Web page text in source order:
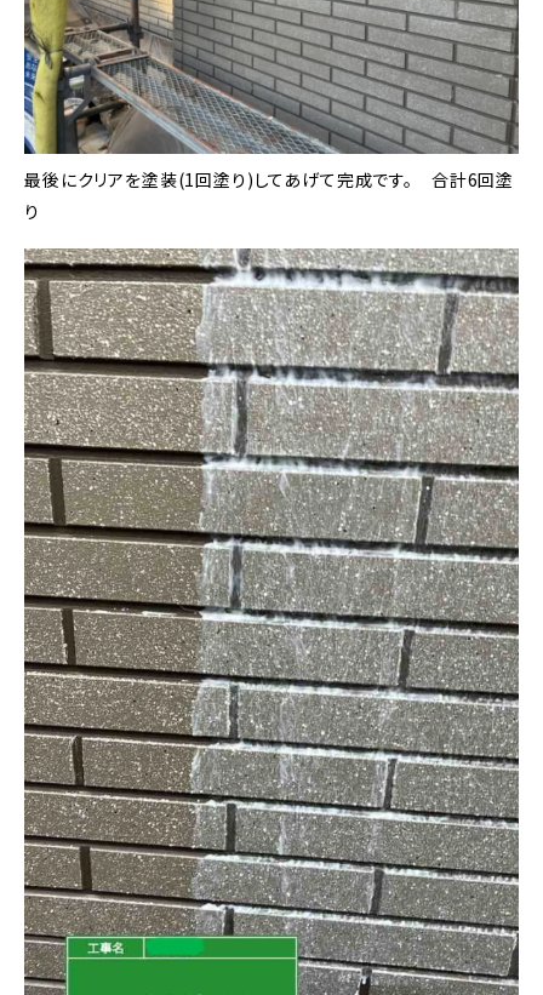
最後にクリアを塗装(1回塗り)してあげて完成です。 合計6回塗
り